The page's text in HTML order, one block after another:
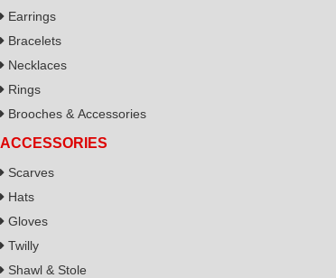
Earrings
Bracelets
Necklaces
Rings
Brooches & Accessories
ACCESSORIES
Scarves
Hats
Gloves
Twilly
Shawl & Stole